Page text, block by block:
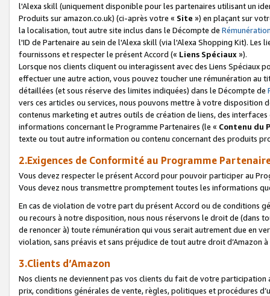
l'Alexa skill (uniquement disponible pour les partenaires utilisant un
Produits sur amazon.co.uk) (ci-après votre « Site ») en plaçant sur
la localisation, tout autre site inclus dans le Décompte de
l'ID de Partenaire au sein de l'Alexa skill (via l'Alexa Shopping Kit).
fournissons et respecter le présent Accord (« Liens Spéciaux»).
Lorsque nos clients cliquent ou interagissent avec des Liens Spéciaux
effectuer une autre action, vous pouvez toucher une rémunération
détaillées (et sous réserve des limites indiquées) dans le Décompte de
vers ces articles ou services, nous pouvons mettre à votre disposition
contenus marketing et autres outils de création de liens, des
informations concernant le Programme Partenaires (le « Contenu du
texte ou tout autre information ou contenu concernant des produits
2.Exigences de Conformité au Programme
Vous devez respecter le présent Accord pour pouvoir participer au
Vous devez nous transmettre promptement toutes les informations
En cas de violation de votre part du présent Accord ou de conditions
ou recours à notre disposition, nous nous réservons le droit de (dans
de renoncer à) toute rémunération qui vous serait autrement due en
violation, sans préavis et sans préjudice de tout autre droit
3.Clients d’Amazon
Nos clients ne deviennent pas vos clients du fait de votre
prix, conditions générales de vente, règles, politiques et procédures